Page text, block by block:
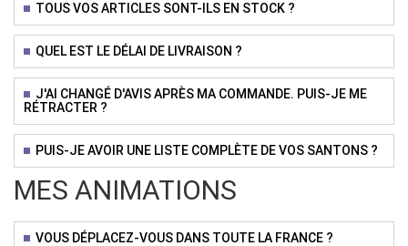
TOUS VOS ARTICLES SONT-ILS EN STOCK ?
QUEL EST LE DÉLAI DE LIVRAISON ?
J'AI CHANGÉ D'AVIS APRÈS MA COMMANDE. PUIS-JE ME
RÉTRACTER ?
PUIS-JE AVOIR UNE LISTE COMPLÈTE DE VOS SANTONS ?
MES ANIMATIONS
VOUS DÉPLACEZ-VOUS DANS TOUTE LA FRANCE ?